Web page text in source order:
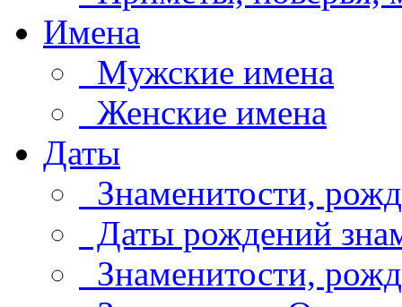
Имена
Мужские имена
Женские имена
Даты
Знаменитости,
Даты рождений
Знаменитости,